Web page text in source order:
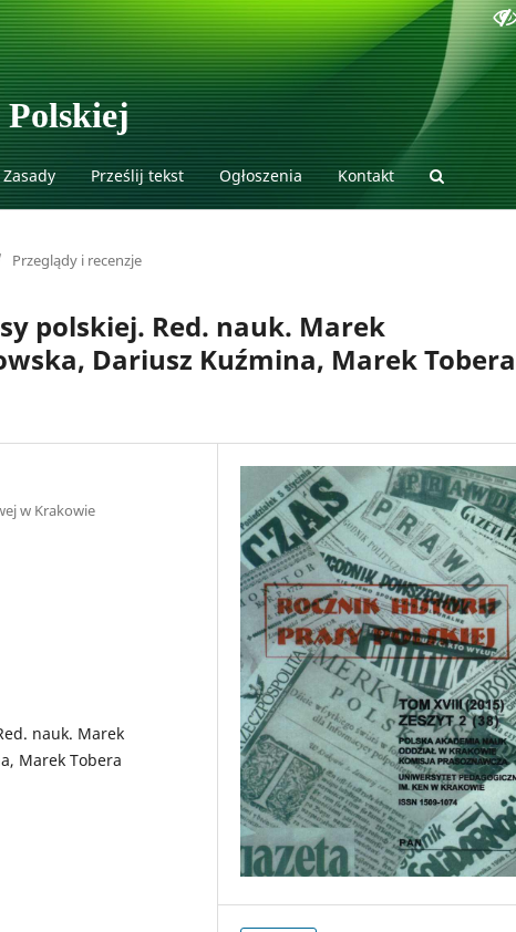
Zasady Prześlij tekst Ogłoszenia Kontakt
Przeglądy i recenzje
polskiej. Red. nauk. Marek
Dariusz Kuźmina, Marek Tobera
w Krakowie
nauk. Marek
Marek Tobera